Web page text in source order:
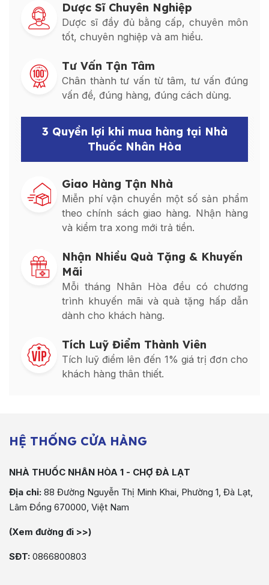
Dược Sĩ Chuyên Nghiệp
Dược sĩ đầy đủ bằng cấp, chuyên môn
tốt, chuyên nghiệp và am hiểu.
Tư Vấn Tận Tâm
Chân thành tư vấn từ tâm, tư vấn đúng
vấn đề, đúng hàng, đúng cách dùng.
3 Quyền lợi khi mua hàng tại Nhà
Thuốc Nhân Hòa
Giao Hàng Tận Nhà
Miễn phí vận chuyển một số sản phẩm
theo chính sách giao hàng. Nhận hàng
và kiểm tra xong mới trả tiền.
Nhận Nhiều Quà Tặng & Khuyến
Mãi
Mỗi tháng Nhân Hòa đều có chương
trình khuyến mãi và quà tặng hấp dẫn
dành cho khách hàng.
Tích Luỹ Điểm Thành Viên
Tích luỹ điểm lên đến 1% giá trị đơn cho
khách hàng thân thiết.
HỆ THỐNG CỬA HÀNG
NHÀ THUỐC NHÂN HÒA 1 - CHỢ ĐÀ LẠT
Địa chỉ: 88 Đường Nguyễn Thị Minh Khai, Phường 1, Đà Lạt,
Lâm Đồng 670000, Việt Nam
(Xem đường đi >>)
SĐT: 0866800803